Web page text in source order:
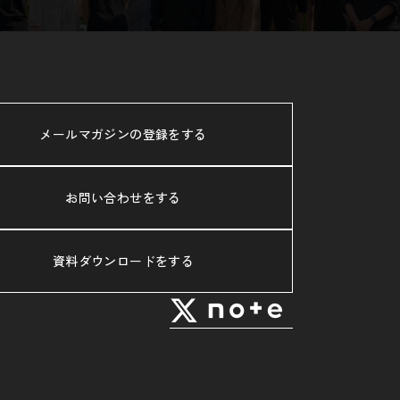
メールマガジンの登録をする
お問い合わせをする
資料ダウンロードをする